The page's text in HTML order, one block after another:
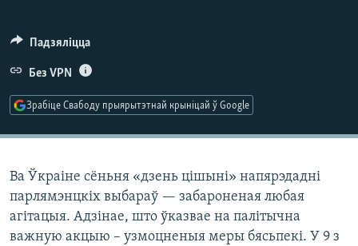
КАЛЯНДАР
НА ХВАЛЯХ СВАБОДЫ
Падзяліцца
Без VPN
Зрабіце Свабоду прыярытэтнай крыніцай ў Google
Ва Ўкраіне сёньня «дзень цішыні» напярэдадні
парлямэнцкіх выбараў — забароненая любая
агітацыя. Адзінае, што ўказвае на палітычна
важную акцыю – узмоцненыя меры бясьпекі. У 9 з